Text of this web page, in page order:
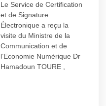
Le Service de Certification
et de Signature
Électronique a reçu la
visite du Ministre de la
Communication et de
l’Economie Numérique Dr
Hamadoun TOURE ,